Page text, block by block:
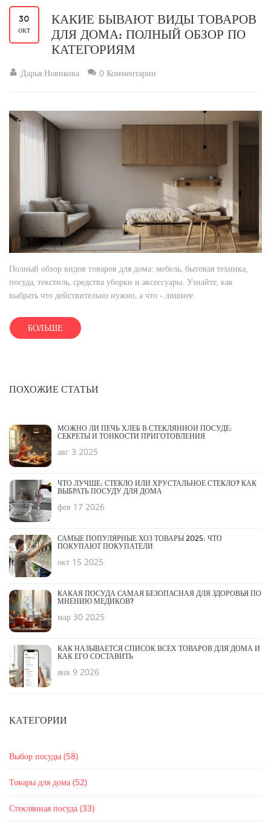
30
окт
КАКИЕ БЫВАЮТ ВИДЫ ТОВАРОВ
ДЛЯ ДОМА: ПОЛНЫЙ ОБЗОР ПО
КАТЕГОРИЯМ
Дарья Новикова 0 Комментарии
Полный обзор видов товаров для дома: мебель, бытовая техника,
посуда, текстиль, средства уборки и аксессуары. Узнайте, как
выбрать что действительно нужно, а что - лишнее.
БОЛЬШЕ
ПОХОЖИЕ СТАТЬИ
МОЖНО ЛИ ПЕЧЬ ХЛЕБ В СТЕКЛЯННОЙ ПОСУДЕ:
СЕКРЕТЫ И ТОНКОСТИ ПРИГОТОВЛЕНИЯ
авг 3 2025
ЧТО ЛУЧШЕ: СТЕКЛО ИЛИ ХРУСТАЛЬНОЕ СТЕКЛО? КАК
ВЫБРАТЬ ПОСУДУ ДЛЯ ДОМА
фев 17 2026
САМЫЕ ПОПУЛЯРНЫЕ ХОЗ ТОВАРЫ 2025: ЧТО
ПОКУПАЮТ ПОКУПАТЕЛИ
окт 15 2025
КАКАЯ ПОСУДА САМАЯ БЕЗОПАСНАЯ ДЛЯ ЗДОРОВЬЯ ПО
МНЕНИЮ МЕДИКОВ?
мар 30 2025
КАК НАЗЫВАЕТСЯ СПИСОК ВСЕХ ТОВАРОВ ДЛЯ ДОМА И
КАК ЕГО СОСТАВИТЬ
янв 9 2026
КАТЕГОРИИ
Выбор посуды (58)
Товары для дома (52)
Стеклянная посуда (33)